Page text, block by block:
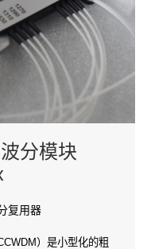
分模块
复用器
）是小型化的粗